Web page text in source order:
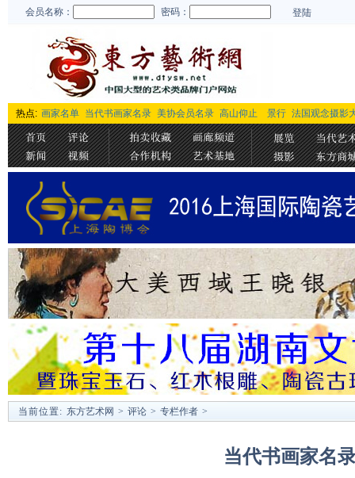
会员名称： 密码： 登陆
热点: 画家名单 当代书画家名录 美协会员名录 高山仰止 景行 法国观念摄影
当前位置: 东方艺术网 > 评论 > 专栏作者 >
当代书画家名